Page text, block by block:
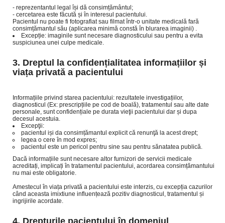
- reprezentantul legal își dă consimțământul;
- cercetarea este făcută și în interesul pacientului.
Pacientul nu poate fi fotografiat sau filmat într-o unitate medicală fară
consimțămantul său (aplicarea minimă constă în blurarea imaginii) .
Excepție: imaginile sunt necesare diagnosticului sau pentru a evita
suspiciunea unei culpe medicale.
Dreptul la confidențialitatea informațiilor și
viața privată a pacientului
Informațiile privind starea pacientului: rezultatele investigațiilor,
diagnosticul (Ex: prescripțiile pe cod de boală), tratamentul sau alte date
personale, sunt confidențiale pe durata vieţii pacientului dar și dupa
decesul acestuia.
Excepţii:
pacientul iși da consimțămantul explicit că renunţă la acest drept;
legea o cere în mod expres;
pacientul este un pericol pentru sine sau pentru sănatatea publică.
Dacă informațiile sunt necesare altor furnizori de servicii medicale
acreditați, implicați în tratamentul pacientului, acordarea consimțămantului
nu mai este obligatorie.
Amestecul în viața privată a pacientului este interzis, cu excepția cazurilor
când aceasta imixtiune influențează pozitiv diagnosticul, tratamentul și
ingrijirile acordate.